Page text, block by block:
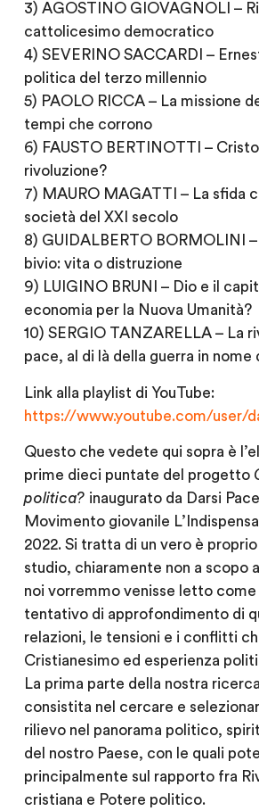
3) AGOSTINO GIOVAGNOLI –
cattolicesimo democratico
4) SEVERINO SACCARDI –
politica del terzo millennio
5) PAOLO RICCA – La missione
tempi che corrono
6) FAUSTO BERTINOTTI –
rivoluzione?
7) MAURO MAGATTI – La sfida
società del XXI secolo
8) GUIDALBERTO BORMOLINI –
bivio: vita o distruzione
9) LUIGINO BRUNI – Dio e il
economia per la Nuova Umanità?
10) SERGIO TANZARELLA – La
pace, al di là della guerra in nome
Link alla playlist di YouTube:
https://www.youtube.com/user/
Questo che vedete qui sopra è
prime dieci puntate del progetto
politica? inaugurato da Darsi Pace
Movimento giovanile
2022. Si tratta di un vero è
studio, chiaramente non a scopo
noi vorremmo venisse letto come
tentativo di approfondimento di
relazioni, le tensioni e i conflitti
Cristianesimo ed esperienza
La prima parte della nostra
consistita nel cercare e
rilievo nel panorama politico,
del nostro Paese, con le quali
principalmente sul rapporto fra
cristiana e Potere politico.